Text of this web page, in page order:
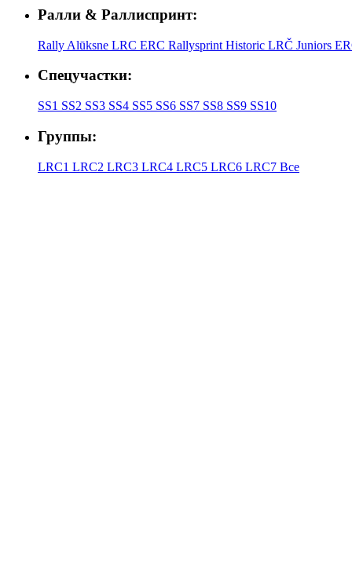
Ралли & Раллиспринт:
Rally Alūksne LRC ERC Rallysprint Historic LRČ Juniors
Спецучастки:
SS1 SS2 SS3 SS4 SS5 SS6 SS7 SS8 SS9 SS10
Группы:
LRC1 LRC2 LRC3 LRC4 LRC5 LRC6 LRC7 Все